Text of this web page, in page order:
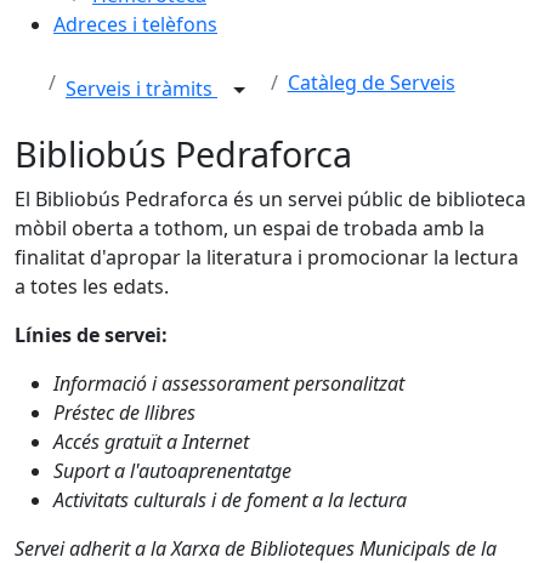
Adreces i telèfons
Serveis i tràmits Catàleg de Serveis
Bibliobús Pedraforca
El Bibliobús Pedraforca és un servei públic de biblioteca
mòbil oberta a tothom, un espai de trobada amb la
finalitat d'apropar la literatura i promocionar la lectura
a totes les edats.
Línies de servei:
Informació i assessorament personalitzat
Préstec de llibres
Accés gratuït a Internet
Suport a l'autoaprenentatge
Activitats culturals i de foment a la lectura
Servei adherit a la Xarxa de Biblioteques Municipals de la